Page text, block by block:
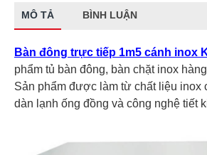
MÔ TẢ BÌNH LUẬN
Bàn đông trực tiếp 1m5 cánh inox
phẩm tủ bàn đông, bàn chặt inox
Sản phẩm được làm từ chất liệu inox
dàn lạnh ống đồng và công nghệ tiết